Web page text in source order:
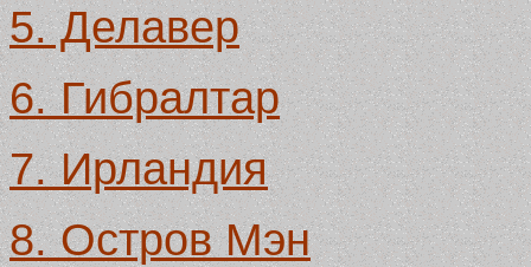
5. Делавер
6. Гибралтар
7. Ирландия
8. Остров Мэн